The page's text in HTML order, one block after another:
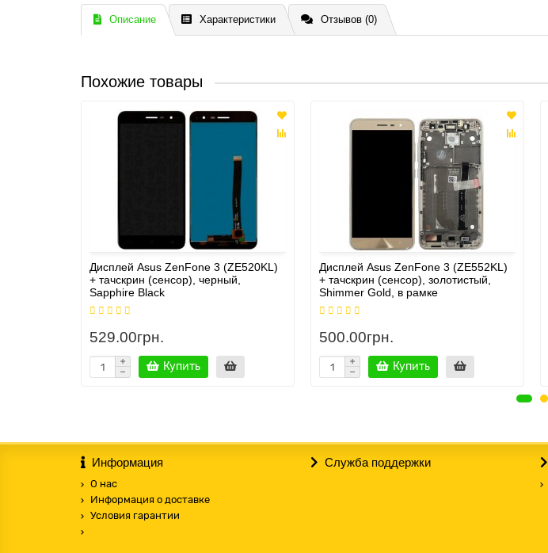
Описание Характеристики Отзывов (0)
Похожие товары
Дисплей Asus ZenFone 3 (ZE520KL)
+ тачскрин (сенсор), черный,
Sapphire Black
529.00грн.
Купить
Дисплей Asus ZenFone 3 (ZE552KL)
+ тачскрин (сенсор), золотистый,
Shimmer Gold, в рамке
500.00грн.
Купить
Информация
О нас
Информация о доставке
Условия гарантии
Служба поддержки